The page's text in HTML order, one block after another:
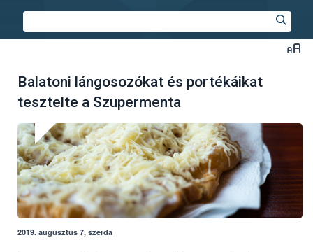
Balatoni lángosozókat és portékáikat
tesztelte a Szupermenta
2019. augusztus 7, szerda